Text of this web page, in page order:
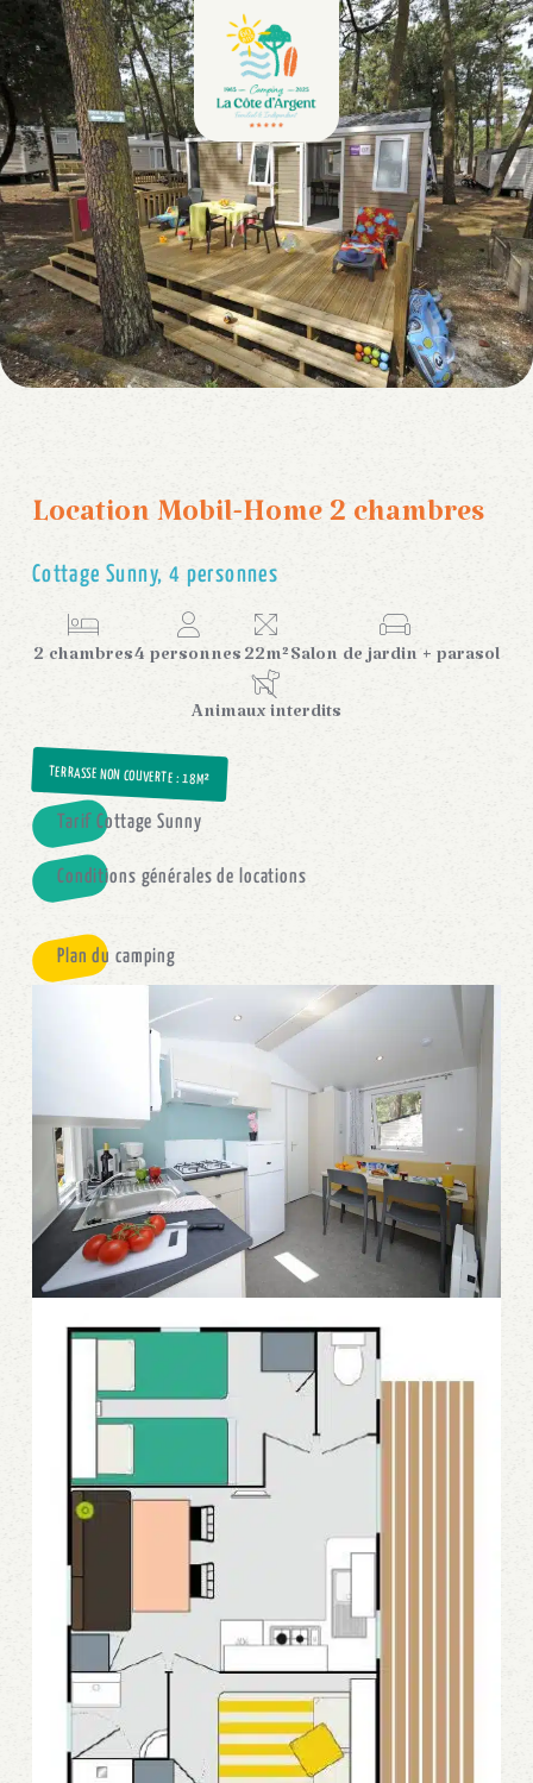
Location Mobil-Home 2 chambres
Cottage Sunny, 4 personnes
2 chambres4 personnes22m²Salon de jardin + parasol
Animaux interdits
TERRASSE NON COUVERTE : 18M²
Tarif Cottage Sunny
Conditions générales de locations
Plan du camping